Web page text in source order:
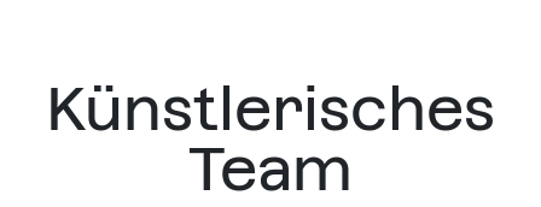
Künstlerisches
Team